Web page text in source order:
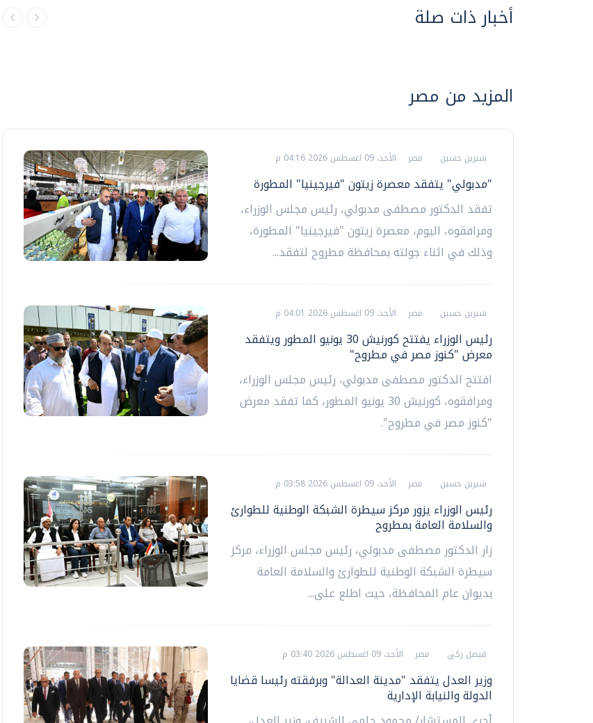
أخبار ذات صلة
المزيد من مصر
شيرين حسين مصر الأحد، 09 اغسطس 2026 04:16 م
"مدبولي" يتفقد معصرة زيتون "فيرجينيا" المطورة
تفقد الدكتور مصطفى مدبولي، رئيس مجلس الوزراء،
ومرافقوه، اليوم، معصرة زيتون "فيرجينيا" المطورة،
وذلك في اثناء جولته بمحافظة مطروح لتفقد...
شيرين حسين مصر الأحد، 09 اغسطس 2026 04:01 م
رئيس الوزراء يفتتح كورنيش 30 يونيو المطور ويتفقد
معرض "كنوز مصر في مطروح"
افتتح الدكتور مصطفى مدبولي، رئيس مجلس الوزراء،
ومرافقوه، كورنيش 30 يونيو المطور، كما تفقد معرض
"كنوز مصر في مطروح".
شيرين حسين مصر الأحد، 09 اغسطس 2026 03:58 م
رئيس الوزراء يزور مركز سيطرة الشبكة الوطنية للطوارئ
والسلامة العامة بمطروح
زار الدكتور مصطفى مدبولي، رئيس مجلس الوزراء، مركز
سيطرة الشبكة الوطنية للطوارئ والسلامة العامة
بديوان عام المحافظة، حيث اطلع على...
فيصل زكي مصر الأحد، 09 اغسطس 2026 03:40 م
وزير العدل يتفقد "مدينة العدالة" وبرفقته رئيسا قضايا
الدولة والنيابة الإدارية